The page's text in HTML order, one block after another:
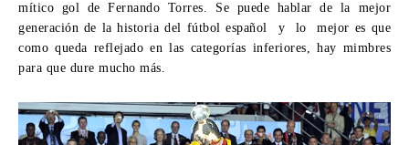
mítico gol de Fernando Torres. Se puede hablar de la mejor
generación de la historia del fútbol español y lo mejor es que
como queda reflejado en las categorías inferiores, hay mimbres
para que dure mucho más.